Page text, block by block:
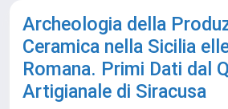
Archeologia della
Ceramica nella Sicilia
Romana. Primi Dati dal
Artigianale di Siracusa